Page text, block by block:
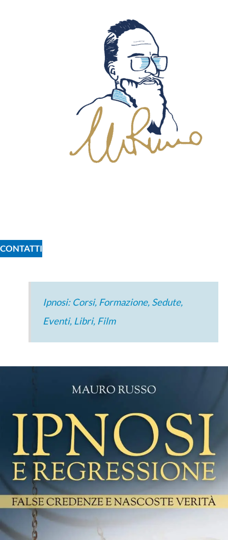
CONTATTI
Ipnosi: Corsi, Formazione, Sedute,
Eventi, Libri, Film